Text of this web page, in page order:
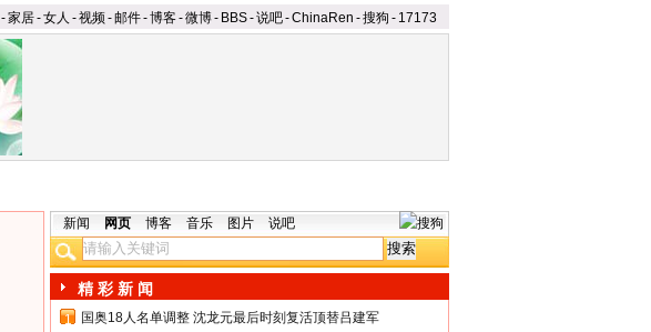
-家居-女人 -视频-邮件-博客-微博- BBS-说吧-ChinaRen -搜狗 - 17173
新闻 网页 博客 音乐 图片 说吧
精 彩 新 闻
1
国奥18人名单调整 沈龙元最后时刻复活顶替吕建军